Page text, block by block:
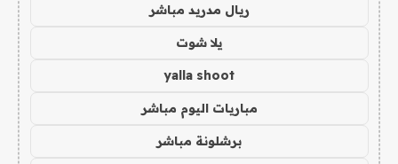
ريال مدريد مباشر
يلا شوت
yalla shoot
مباريات اليوم مباشر
برشلونة مباشر